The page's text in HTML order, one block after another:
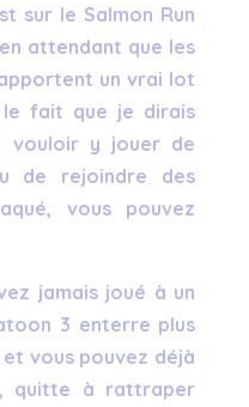
sur le Salmon Run
attendant que les
un vrai lot
le fait que je dirais
vouloir y jouer de
de rejoindre des
vous pouvez
jamais joué à un
3 enterre plus
vous pouvez déjà
quitte à rattraper